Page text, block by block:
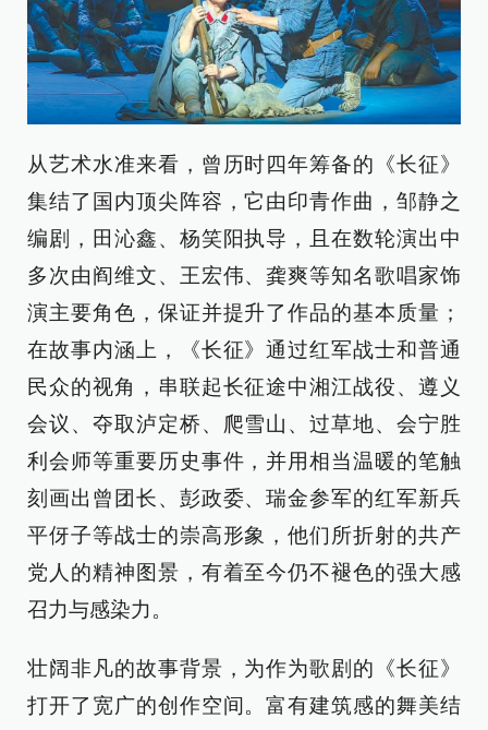
从艺术水准来看，曾历时四年筹备的《长征》
集结了国内顶尖阵容，它由印青作曲，邹静之
编剧，田沁鑫、杨笑阳执导，且在数轮演出中
多次由阎维文、王宏伟、龚爽等知名歌唱家饰
演主要角色，保证并提升了作品的基本质量；
在故事内涵上，《长征》通过红军战士和普通
民众的视角，串联起长征途中湘江战役、遵义
会议、夺取泸定桥、爬雪山、过草地、会宁胜
利会师等重要历史事件，并用相当温暖的笔触
刻画出曾团长、彭政委、瑞金参军的红军新兵
平伢子等战士的崇高形象，他们所折射的共产
党人的精神图景，有着至今仍不褪色的强大感
召力与感染力。
壮阔非凡的故事背景，为作为歌剧的《长征》
打开了宽广的创作空间。富有建筑感的舞美结